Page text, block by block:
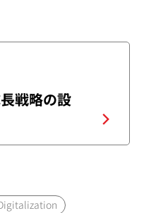
戦略の設